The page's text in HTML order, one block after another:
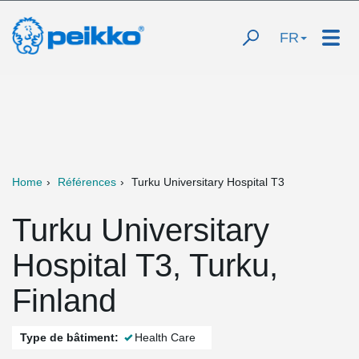
FR
Home Références Turku Universitary Hospital T3
Turku Universitary
Hospital T3, Turku,
Finland
Type de bâtiment: Health Care